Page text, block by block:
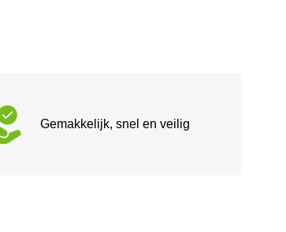
Gemakkelijk, snel en veilig